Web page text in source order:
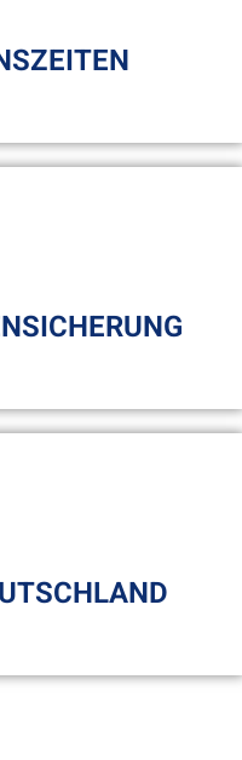
ein Ticket
umgehend mit der
So haben
und